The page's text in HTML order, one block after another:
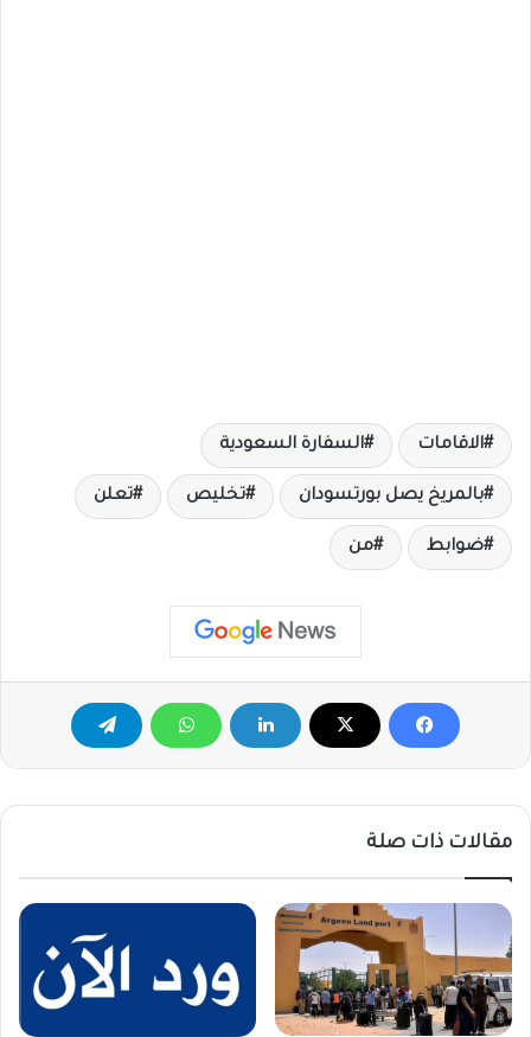
الاقامات السفارة السعودية
بالمريخ يصل بورتسودان تخليص تعلن
ضوابط من
مقالات ذات صلة